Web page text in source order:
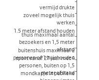
vermijd drukte
zoveel mogelijk thuis
werken
1.5 meter afstand houden
thuis maximaal aantal
bezoekers en 1,5 meter
afstand
buitenshuis maximaal 2
personen of 1 huishouden
sport vanaf 27 jaar met 4
personen, buiten op 1,5
meter afstand
mondkapje in publieke